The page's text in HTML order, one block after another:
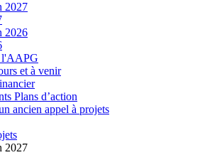
2027
2026
l'AAPG
et à venir
Plans d’action
ancien appel à projets
2027